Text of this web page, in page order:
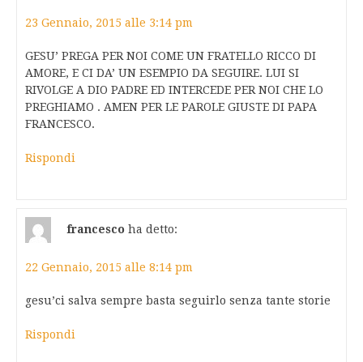
23 Gennaio, 2015 alle 3:14 pm
GESU’ PREGA PER NOI COME UN FRATELLO RICCO DI
AMORE, E CI DA’ UN ESEMPIO DA SEGUIRE. LUI SI
RIVOLGE A DIO PADRE ED INTERCEDE PER NOI CHE LO
PREGHIAMO . AMEN PER LE PAROLE GIUSTE DI PAPA
FRANCESCO.
Rispondi
francesco ha detto:
22 Gennaio, 2015 alle 8:14 pm
gesu’ci salva sempre basta seguirlo senza tante storie
Rispondi